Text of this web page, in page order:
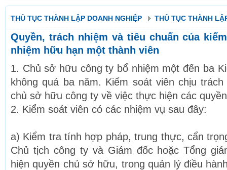
THỦ TỤC THÀNH LẬP DOANH NGHIỆP THỦ TỤC THÀNH
Quyền, trách nhiệm và tiêu chuẩn của
nhiệm hữu hạn một thành viên
1. Chủ sở hữu công ty bổ nhiệm một đến ba
không quá ba năm. Kiểm soát viên chịu
chủ sở hữu công ty về việc thực hiện các
2. Kiểm soát viên có các nhiệm vụ sau đây:
a) Kiểm tra tính hợp pháp, trung thực, cẩn
Chủ tịch công ty và Giám đốc hoặc Tổng
hiện quyền chủ sở hữu, trong quản lý điều